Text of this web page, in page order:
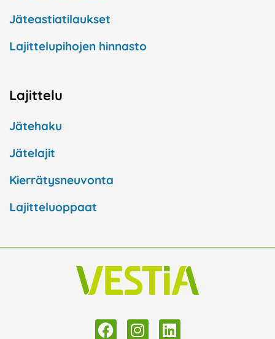
Jäteastiatilaukset
Lajittelupihojen hinnasto
Lajittelu
Jätehaku
Jätelajit
Kierrätysneuvonta
Lajitteluoppaat
a
n
i